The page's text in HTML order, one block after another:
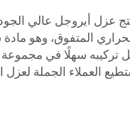
عزل أيروجل عالي
المتفوق، وهو
سهلًا في مجموعة
العملاء الجملة